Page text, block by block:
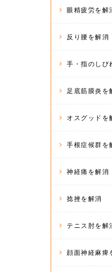
眼精疲労を解
反り腰を解消
手・指のしび
足底筋膜炎を
オスグッドを
手根症候群を
神経痛を解消
捻挫を解消
テニス肘を解
顔面神経麻痺